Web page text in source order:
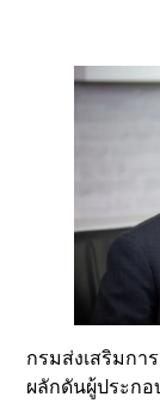
กรมส่งเสริมกา
ผลักดันผู้ประก